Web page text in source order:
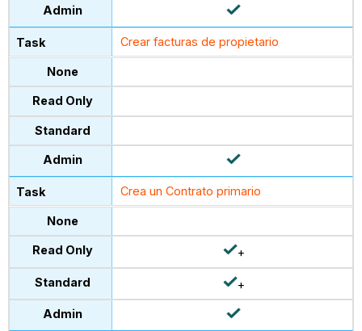
Crear facturas de propietario
Crea un Contrato primario
+
+